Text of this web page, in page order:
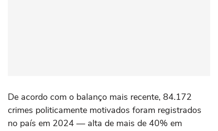
De acordo com o balanço mais recente, 84.172
crimes politicamente motivados foram registrados
no país em 2024 — alta de mais de 40% em